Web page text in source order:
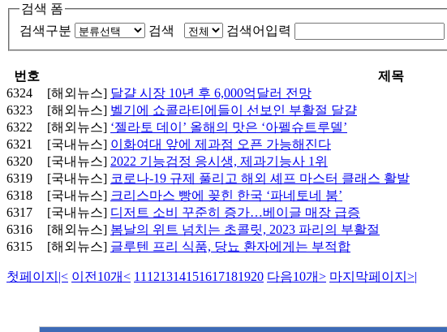
검색 폼
검색구분
검색 검색어입력
번호
제목
6324
[해외뉴스] 달걀 시장 10년 후 6,000억달러 전망
6323
[해외뉴스] 벨기에 쇼콜라티에들이 선보인 부활절 달걀
6322
[해외뉴스] ‘젤라토 데이’ 올해의 맛은 ‘아펠슈트루델’
6321
[국내뉴스] 이화여대 앞에 제과점 오픈 가능해진다
6320
[국내뉴스] 2022 기능검정 응시생, 제과기능사 1위
6319
[국내뉴스] 코로나-19 규제 풀리고 해외 셰프 마스터 클래스 활발
6318
[국내뉴스] 크리스마스 빵에 꽂힌 한국 ‘파네토네 붐’
6317
[국내뉴스] 디저트 소비 꾸준히 증가…베이글 매장 급증
6316
[해외뉴스] 봄날의 위트 넘치는 초콜릿, 2023 파리의 부활절
6315
[해외뉴스] 글루텐 프리 식품, 당뇨 환자에게는 부적합
첫페이지 |< 이전10개< 11 121314151617181920 다음10개> 마지막페이지 >|